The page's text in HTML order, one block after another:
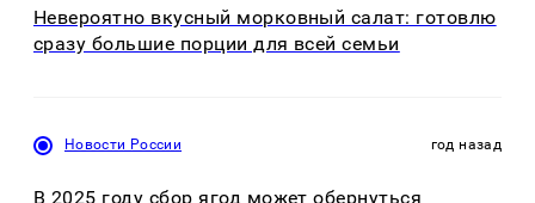
Невероятно вкусный морковный салат: готовлю
сразу большие порции для всей семьи
Новости России год назад
В 2025 году сбор ягод может обернуться